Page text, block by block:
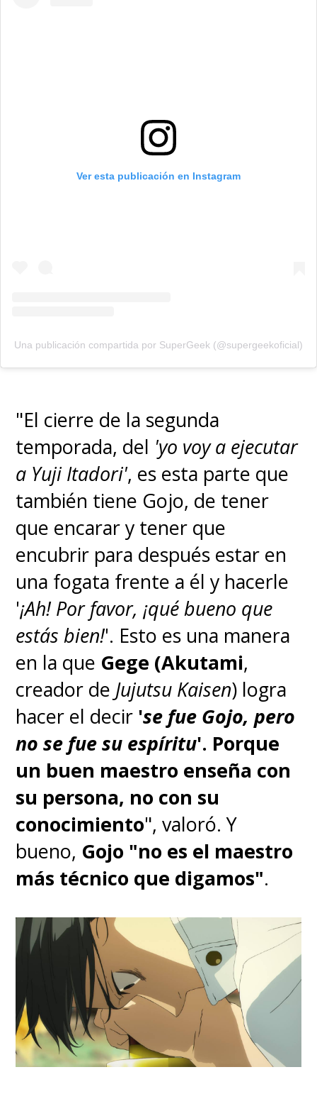
Ver esta publicación en Instagram
Una publicación compartida por SuperGeek (@supergeekoficial)
"El cierre de la segunda
temporada, del 'yo voy a ejecutar
a Yuji Itadori', es esta parte que
también tiene Gojo, de tener
que encarar y tener que
encubrir para después estar en
una fogata frente a él y hacerle
'¡Ah! Por favor, ¡qué bueno que
estás bien!'. Esto es una manera
en la que Gege (Akutami,
creador de Jujutsu Kaisen) logra
hacer el decir 'se fue Gojo, pero
no se fue su espíritu'. Porque
un buen maestro enseña con
su persona, no con su
conocimiento", valoró. Y
bueno, Gojo "no es el maestro
más técnico que digamos".